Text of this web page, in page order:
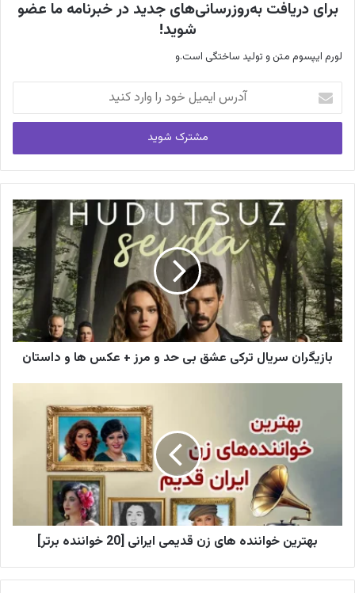
برای دریافت به‌روزرسانی‌های جدید در خبرنامه ما عضو
شوید!
لورم ایپسوم متن و تولید ساختگی است.و
ر
ا
ی
م
ی
ل
خ
و
د
ر
ا
و
ا
ک
بازیگران سریال ترکی عشق بی حد و مرز + عکس ها و داستان
بهترین خواننده های زن قدیمی ایرانی [20 خواننده برتر]